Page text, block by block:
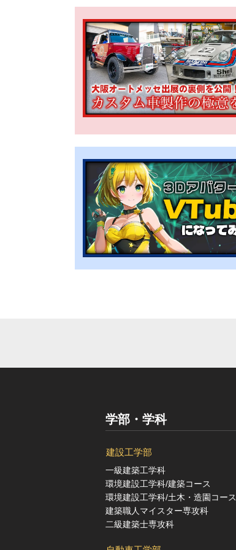
学部・学科
建設工学部
一級建築工学科
環境建設工学科/建築コース
環境建設工学科/土木・造園コース
建築職人マイスター専攻科
二級建築士専攻科